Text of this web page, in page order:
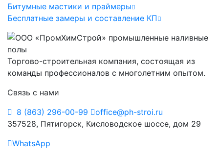
Битумные мастики и праймеры
Бесплатные замеры и составление КП
Торгово-строительная компания, состоящая из
команды профессионалов с многолетним опытом.
Связь с нами
8 (863) 296-00-99
office@ph-stroi.ru
357528, Пятигорск, Кисловодское шоссе, дом 29
WhatsApp